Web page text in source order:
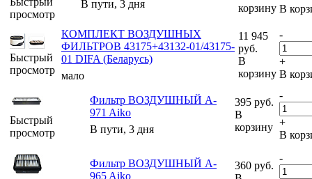
просмотр
В пути, 3 дня
корзину В
Быстрый
просмотр
КОМПЛЕКТ ВОЗДУШНЫХ
ФИЛЬТРОВ 43175+43132-01/43175-
01 DIFA (Беларусь)
мало
11 945
руб.
В
корзину
-
+
В
Быстрый
просмотр
Фильтр ВОЗДУШНЫЙ A-
971 Aiko
В пути, 3 дня
395 руб.
В
корзину
-
+
В
Фильтр ВОЗДУШНЫЙ A-
965 Aiko
360 руб.
-